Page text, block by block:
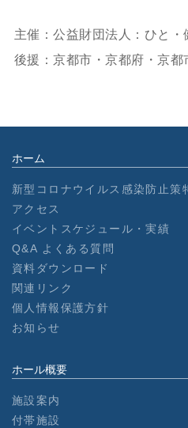
主催：公益財団法人：ひと・
後援：京都市・京都府・京都
ホーム
新型コロナウイルス感染防止策
アクセス
イベントスケジュール・実績
Q&A よくある質問
資料ダウンロード
関連リンク
個人情報保護方針
お知らせ
ホール概要
施設案内
付帯施設